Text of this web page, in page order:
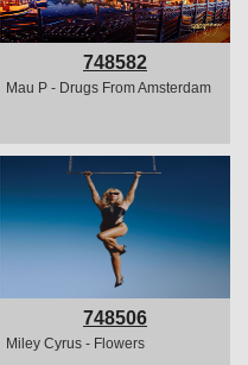
748582
Mau P - Drugs From Amsterdam
748506
Miley Cyrus - Flowers